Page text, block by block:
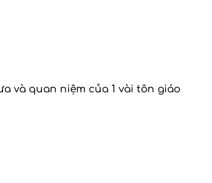
và quan niệm của 1 vài tôn giáo